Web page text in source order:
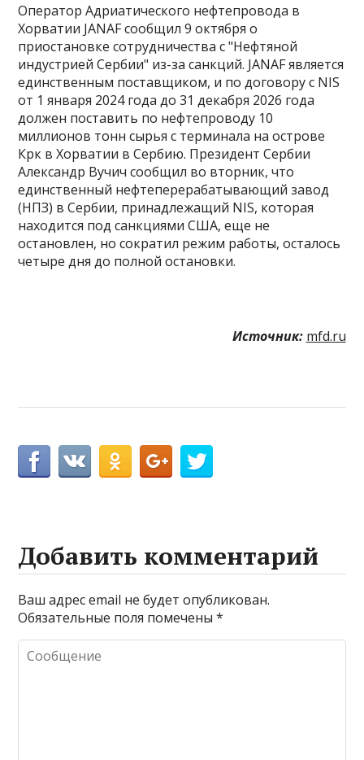
Оператор Адриатического нефтепровода в
Хорватии JANAF сообщил 9 октября о
приостановке сотрудничества с "Нефтяной
индустрией Сербии" из-за санкций. JANAF является
единственным поставщиком, и по договору с NIS
от 1 января 2024 года до 31 декабря 2026 года
должен поставить по нефтепроводу 10
миллионов тонн сырья с терминала на острове
Крк в Хорватии в Сербию. Президент Сербии
Александр Вучич сообщил во вторник, что
единственный нефтеперерабатывающий завод
(НПЗ) в Сербии, принадлежащий NIS, которая
находится под санкциями США, еще не
остановлен, но сократил режим работы, осталось
четыре дня до полной остановки.
Источник: mfd.ru
Добавить комментарий
Ваш адрес email не будет опубликован.
Обязательные поля помечены*